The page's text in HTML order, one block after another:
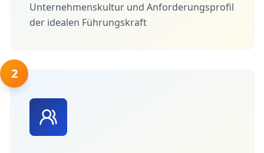
Unternehmenskultur und Anforderungsprofil
der idealen Führungskraft
2